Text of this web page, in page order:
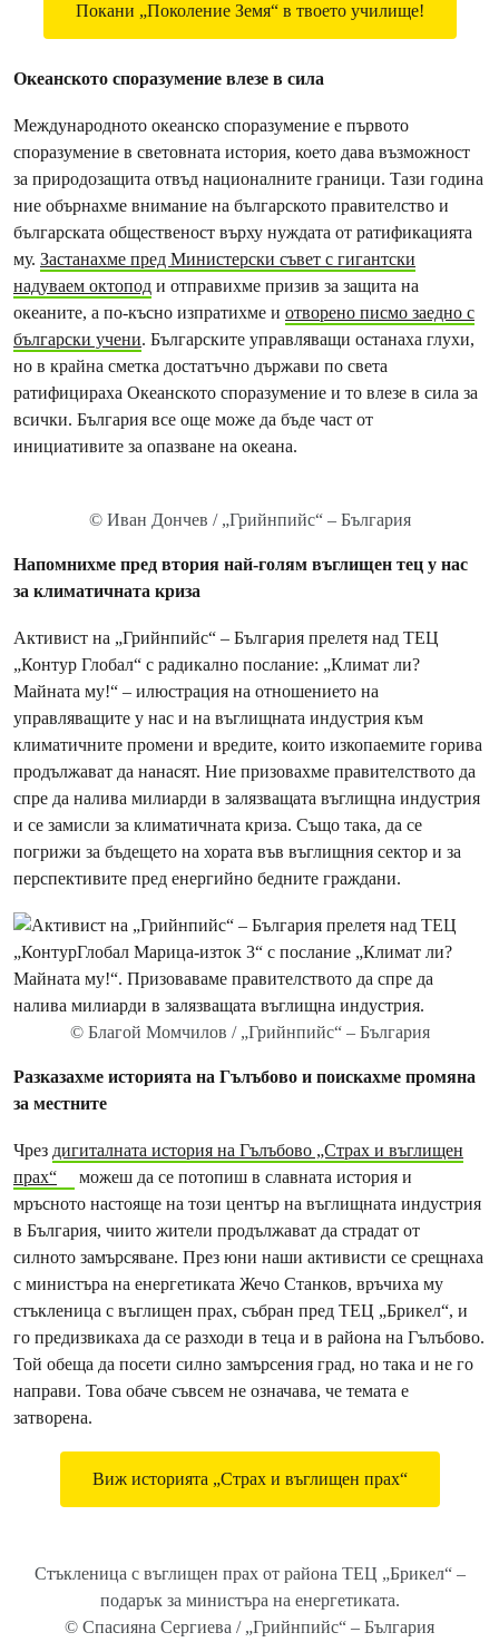
Покани „Поколение Земя“ в твоето училище!
Океанското споразумение влезе в сила
Международното океанско споразумение е първото
споразумение в световната история, което дава възможност
за природозащита отвъд националните граници. Тази година
ние обърнахме внимание на българското правителство и
българската общественост върху нуждата от ратификацията
му. Застанахме пред Министерски съвет с гигантски
надуваем октопод и отправихме призив за защита на
океаните, а по-късно изпратихме и отворено писмо заедно с
български учени. Българските управляващи останаха глухи,
но в крайна сметка достатъчно държави по света
ратифицираха Океанското споразумение и то влезе в сила за
всички. България все още може да бъде част от
инициативите за опазване на океана.
© Иван Дончев / „Грийнпийс“ – България
Напомнихме пред втория най-голям въглищен тец у нас
за климатичната криза
Активист на „Грийнпийс“ – България прелетя над ТЕЦ
„Контур Глобал“ с радикално послание: „Климат ли?
Майната му!“ – илюстрация на отношението на
управляващите у нас и на въглищната индустрия към
климатичните промени и вредите, които изкопаемите горива
продължават да нанасят. Ние призовахме правителството да
спре да налива милиарди в залязващата въглищна индустрия
и се замисли за климатичната криза. Също така, да се
погрижи за бъдещето на хората във въглищния сектор и за
перспективите пред енергийно бедните граждани.
© Благой Момчилов / „Грийнпийс“ – България
Разказахме историята на Гълъбово и поискахме промяна
за местните
Чрез дигиталната история на Гълъбово „Страх и въглищен
прах“
можеш да се потопиш в славната история и
мръсното настояще на този център на въглищната индустрия
в България, чиито жители продължават да страдат от
силното замърсяване. През юни наши активисти се срещнаха
с министъра на енергетиката Жечо Станков, връчиха му
стъкленица с въглищен прах, събран пред ТЕЦ „Брикел“, и
го предизвикаха да се разходи в теца и в района на Гълъбово.
Той обеща да посети силно замърсения град, но така и не го
направи. Това обаче съвсем не означава, че темата е
затворена.
Виж историята „Страх и въглищен прах“
Стъкленица с въглищен прах от района ТЕЦ „Брикел“ –
подарък за министъра на енергетиката.
© Спасияна Сергиева / „Грийнпийс“ – България